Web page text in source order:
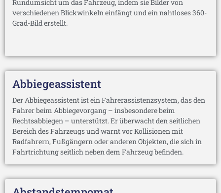
Rundumsicht um das Fahrzeug, indem sie Bilder von
verschiedenen Blickwinkeln einfängt und ein nahtloses 360-
Grad-Bild erstellt.
Abbiegeassistent
Der Abbiegeassistent ist ein Fahrerassistenzsystem, das den
Fahrer beim Abbiegevorgang – insbesondere beim
Rechtsabbiegen – unterstützt. Er überwacht den seitlichen
Bereich des Fahrzeugs und warnt vor Kollisionen mit
Radfahrern, Fußgängern oder anderen Objekten, die sich in
Fahrtrichtung seitlich neben dem Fahrzeug befinden.